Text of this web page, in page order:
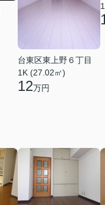
台東区東上野６丁目
1K (27.02㎡)
12万円